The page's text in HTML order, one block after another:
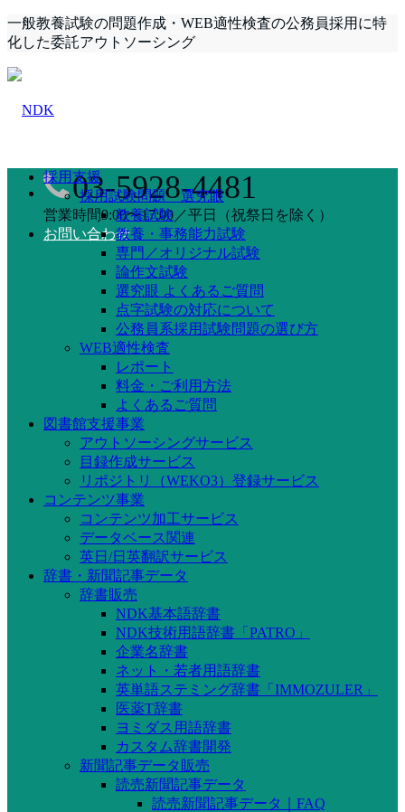
一般教養試験の問題作成・WEB適性検査の公務員採用に特
化した委託アウトソーシング
03-5928-4481
営業時間9:00〜17:00／平日（祝祭日を除く）
お問い合わせ
採用支援
採用試験問題 選究眼
教養試験
教養・事務能力試験
専門／オリジナル試験
論作文試験
選究眼 よくあるご質問
点字試験の対応について
公務員系採用試験問題の選び方
WEB適性検査
レポート
料金・ご利用方法
よくあるご質問
図書館支援事業
アウトソーシングサービス
目録作成サービス
リポジトリ（WEKO3）登録サービス
コンテンツ事業
コンテンツ加工サービス
データベース関連
英日/日英翻訳サービス
辞書・新聞記事データ
辞書販売
NDK基本語辞書
NDK技術用語辞書「PATRO」
企業名辞書
ネット・若者用語辞書
英単語ステミング辞書「IMMOZULER」
医薬T辞書
ヨミダス用語辞書
カスタム辞書開発
新聞記事データ販売
読売新聞記事データ
読売新聞記事データ｜FAQ